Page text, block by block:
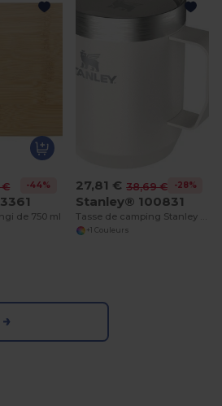
€ -44%
de 750 ml
27,81 € 38,69 € -28%
Stanley® 100831
+1 Couleurs